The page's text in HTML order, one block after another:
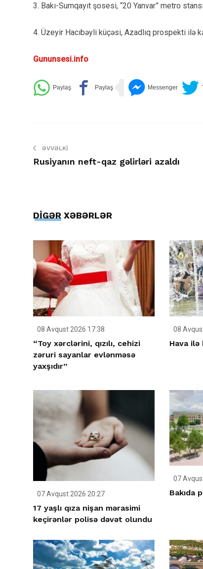
3. Bakı-Sumqayıt şosesi, “20 Yanvar” metro
4. Üzeyir Hacıbəyli küçəsi, Azadlıq prospekti ilə
Gununsesi.info
ƏVVƏLKI
Rusiyanın neft-qaz gəlirləri azaldı
DİGƏR XƏBƏRLƏR
08 Avqust 2026 17:38
“Toy xərclərini, qızılı, cehizi
zəruri sayanlar evlənməsə
yaxşıdır”
08
Hava ilə
07 Avqust 2026 20:27
17 yaşlı qıza nişan mərasimi
keçirənlər polisə dəvət olundu
07
Bakıda